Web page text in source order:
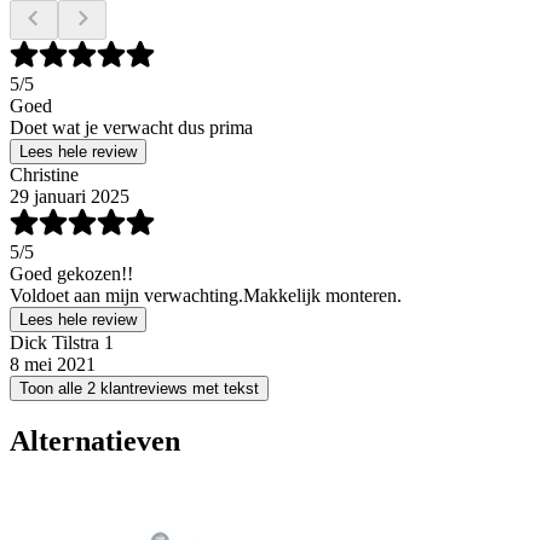
5/5
Goed
Doet wat je verwacht dus prima
Lees hele review
Christine
29 januari 2025
5/5
Goed gekozen!!
Voldoet aan mijn verwachting.Makkelijk monteren.
Lees hele review
Dick Tilstra 1
8 mei 2021
Toon alle 2 klantreviews met tekst
Alternatieven